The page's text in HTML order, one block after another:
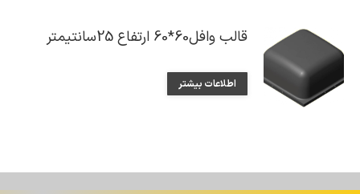
قالب وافل60*60 ارتفاع 25سانتیمتر
اطلاعات بیشتر